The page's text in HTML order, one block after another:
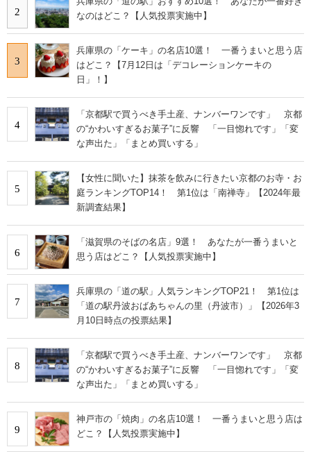
2
なのはどこ？【人気投票実施中】
3
兵庫県の「ケーキ」の名店10選！ 一番うまいと思う店
はどこ？【7月12日は「デコレーションケーキの
日」！】
4
「京都駅で買うべき手土産、ナンバーワンです」 京都
の“かわいすぎるお菓子”に反響 「一目惚れです」「変
な声出た」「まとめ買いする」
5
【女性に聞いた】抹茶を飲みに行きたい京都のお寺・お
庭ランキングTOP14！ 第1位は「南禅寺」【2024年最
新調査結果】
6
「滋賀県のそばの名店」9選！ あなたが一番うまいと
思う店はどこ？【人気投票実施中】
7
兵庫県の「道の駅」人気ランキングTOP21！ 第1位は
「道の駅丹波おばあちゃんの里（丹波市）」【2026年3
月10日時点の投票結果】
8
「京都駅で買うべき手土産、ナンバーワンです」 京都
の“かわいすぎるお菓子”に反響 「一目惚れです」「変
な声出た」「まとめ買いする」
9
神戸市の「焼肉」の名店10選！ 一番うまいと思う店は
どこ？【人気投票実施中】